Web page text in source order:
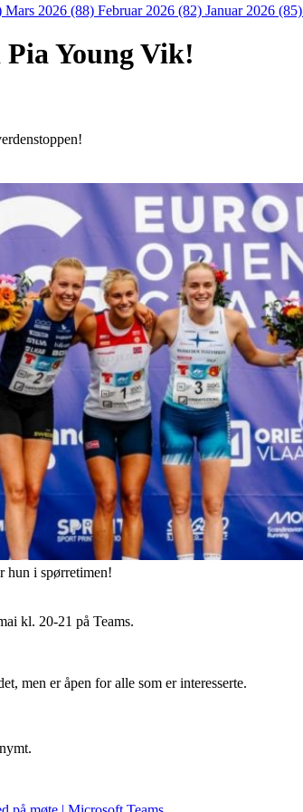
Mars 2026 (88) Februar 2026 (82) Januar 2026 (85)
Young Vik!
hun i spørretimen!
kl. 20-21 på Teams.
men er åpen for alle som er interesserte.